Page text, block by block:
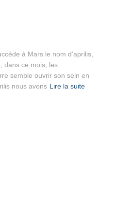
à Mars le nom d’aprilis,
dans ce mois, les
semble ouvrir son sein en
nous avons Lire la suite